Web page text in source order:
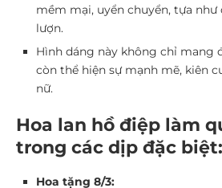
mềm mại, uyển chuyển, tựa
lượn.
Hình dáng này không chỉ mang
còn thể hiện sự mạnh mẽ, kiên
nữ.
Hoa lan hồ điệp làm
trong các dịp đặc biệt:
Hoa tặng 8/3: